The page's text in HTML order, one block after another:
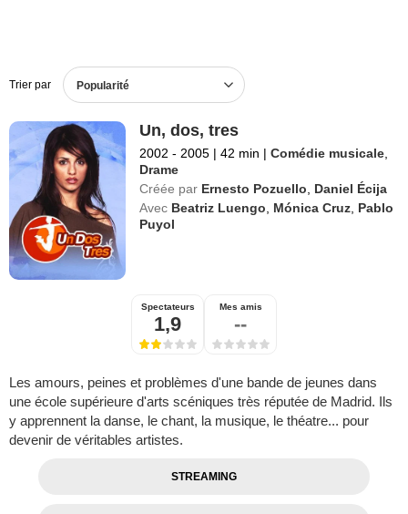
Trier par Popularité
Un, dos, tres
2002 - 2005 | 42 min | Comédie musicale
Drame
Créée par Ernesto Pozuello
Daniel Écija
Avec Beatriz Luengo Mónica Cruz Pablo
Puyol
Spectateurs
1,9
Mes amis
--
Les amours, peines et problèmes d'une bande de jeunes dans
une école supérieure d'arts scéniques très réputée de Madrid. Ils
y apprennent la danse, le chant, la musique, le théatre... pour
devenir de véritables artistes.
STREAMING